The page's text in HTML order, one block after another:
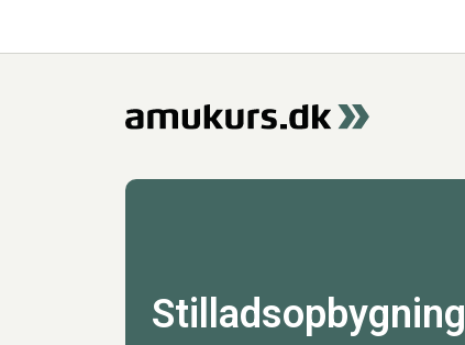
Stilladsopbygning